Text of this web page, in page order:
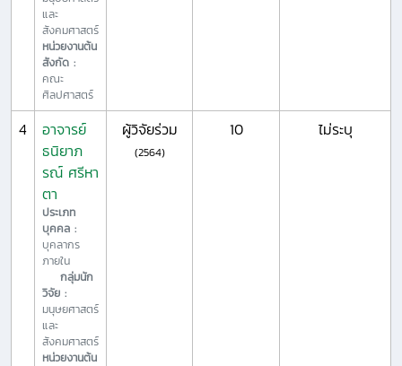
และ
สังคมศาสตร์
หน่วยงานต้น
สังกัด :
คณะ
ศิลปศาสตร์
4
อาจารย์
ธนิยาภ
รณ์ ศรีหา
ตา
ประเภท
บุคคล :
บุคลากร
ภายใน
กลุ่มนัก
วิจัย :
มนุษยศาสตร์
และ
สังคมศาสตร์
หน่วยงานต้น
ผู้วิจัยร่วม
(2564)
10 ไม่ระบุ